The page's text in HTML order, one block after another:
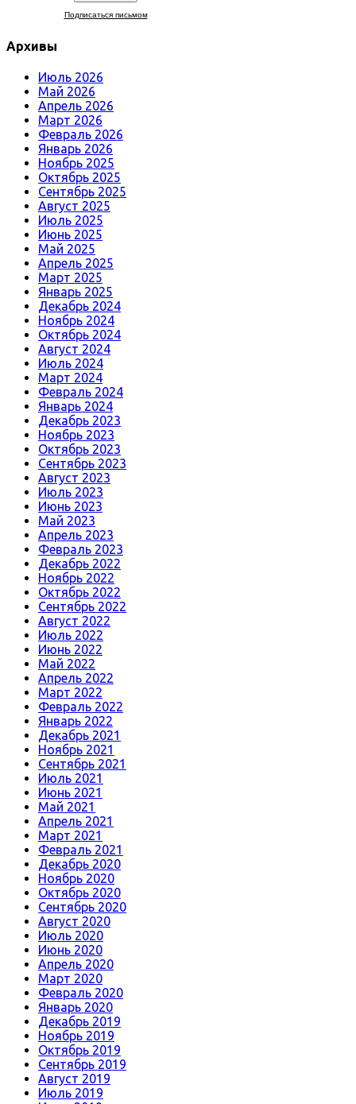
Подписаться письмом
Архивы
Июль 2026
Май 2026
Апрель 2026
Март 2026
Февраль 2026
Январь 2026
Ноябрь 2025
Октябрь 2025
Сентябрь 2025
Август 2025
Июль 2025
Июнь 2025
Май 2025
Апрель 2025
Март 2025
Январь 2025
Декабрь 2024
Ноябрь 2024
Октябрь 2024
Август 2024
Июль 2024
Март 2024
Февраль 2024
Январь 2024
Декабрь 2023
Ноябрь 2023
Октябрь 2023
Сентябрь 2023
Август 2023
Июль 2023
Июнь 2023
Май 2023
Апрель 2023
Февраль 2023
Декабрь 2022
Ноябрь 2022
Октябрь 2022
Сентябрь 2022
Август 2022
Июль 2022
Июнь 2022
Май 2022
Апрель 2022
Март 2022
Февраль 2022
Январь 2022
Декабрь 2021
Ноябрь 2021
Сентябрь 2021
Июль 2021
Июнь 2021
Май 2021
Апрель 2021
Март 2021
Февраль 2021
Декабрь 2020
Ноябрь 2020
Октябрь 2020
Сентябрь 2020
Август 2020
Июль 2020
Июнь 2020
Апрель 2020
Март 2020
Февраль 2020
Январь 2020
Декабрь 2019
Ноябрь 2019
Октябрь 2019
Сентябрь 2019
Август 2019
Июль 2019